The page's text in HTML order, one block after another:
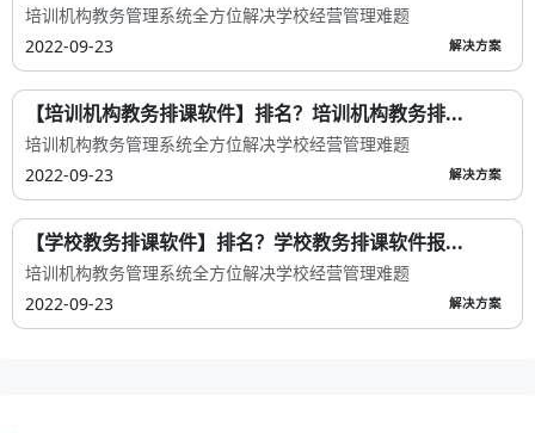
培训机构教务管理系统全方位解决学校经营管理难题
2022-09-23
解决方案
【培训机构教务排课软件】排名？培训机构教务排...
培训机构教务管理系统全方位解决学校经营管理难题
2022-09-23
解决方案
【学校教务排课软件】排名？学校教务排课软件报...
培训机构教务管理系统全方位解决学校经营管理难题
2022-09-23
解决方案